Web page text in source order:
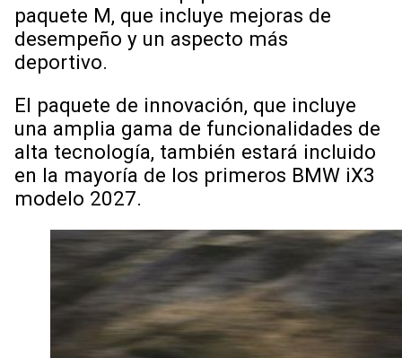
paquete M, que incluye mejoras de
desempeño y un aspecto más
deportivo.
El paquete de innovación, que incluye
una amplia gama de funcionalidades de
alta tecnología, también estará incluido
en la mayoría de los primeros BMW iX3
modelo 2027.